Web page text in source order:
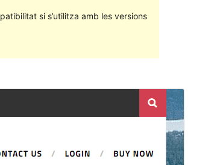
si s’utilitza amb les versions
actives
100+